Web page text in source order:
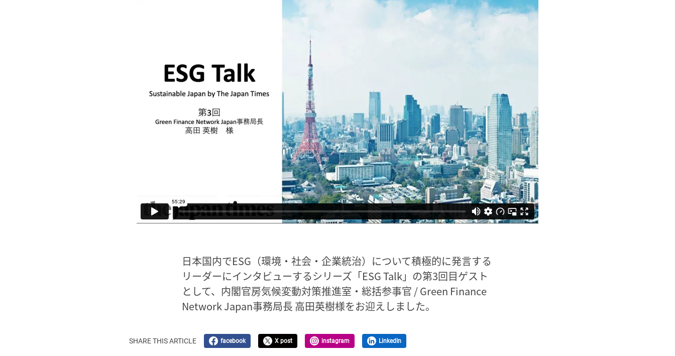
日本国内でESG（環境・社会・企業統治）について積極的に発言する
リーダーにインタビューするシリーズ「ESG Talk」の第3回目ゲスト
として、内閣官房気候変動対策推進室・総括参事官 / Green Finance
Network Japan事務局長 高田英樹様をお迎えしました。
SHARE THIS ARTICLE facebook X post instagram LinkedIn